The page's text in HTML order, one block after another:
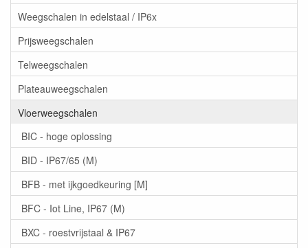
Weegschalen in edelstaal / IP6x
Prijsweegschalen
Telweegschalen
Plateauweegschalen
Vloerweegschalen
BIC - hoge oplossing
BID - IP67/65 (M)
BFB - met ijkgoedkeuring [M]
BFC - Iot Line, IP67 (M)
BXC - roestvrijstaal & IP67